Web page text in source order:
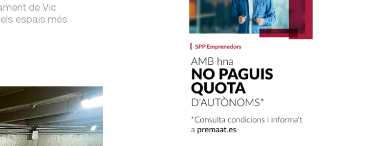
de Vic
espais més